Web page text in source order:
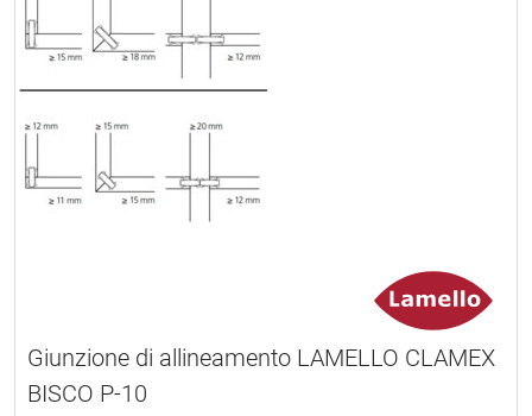
Giunzione di allineamento LAMELLO CLAMEX
BISCO P-10